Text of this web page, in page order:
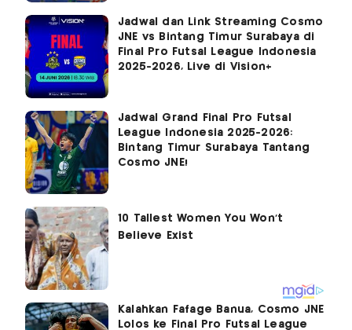
Jadwal dan Link Streaming Cosmo
JNE vs Bintang Timur Surabaya di
Final Pro Futsal League Indonesia
2025-2026, Live di Vision+
Jadwal Grand Final Pro Futsal
League Indonesia 2025-2026:
Bintang Timur Surabaya Tantang
Cosmo JNE!
Kalahkan Fafage Banua, Cosmo JNE
Lolos ke Final Pro Futsal League